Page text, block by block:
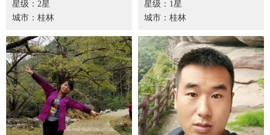
星级：2星
城市：桂林
星级：1星
城市：桂林